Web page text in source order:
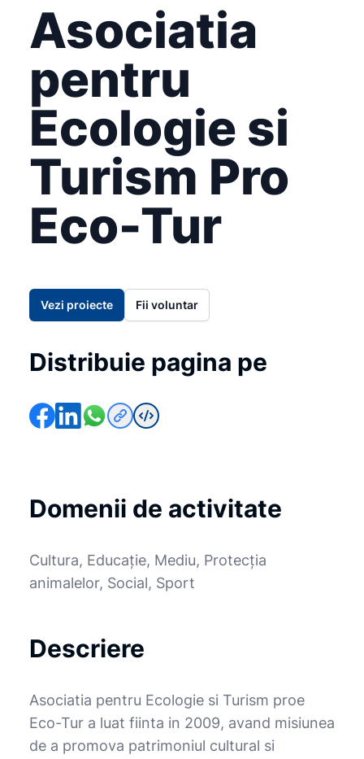
Asociatia
pentru
Ecologie si
Turism Pro
Eco-Tur
Vezi proiecte Fii voluntar
Distribuie pagina pe
Domenii de activitate
Cultura, Educație, Mediu, Protecția
animalelor, Social, Sport
Descriere
Asociatia pentru Ecologie si Turism proe
Eco-Tur a luat fiinta in 2009, avand misiunea
de a promova patrimoniul cultural si